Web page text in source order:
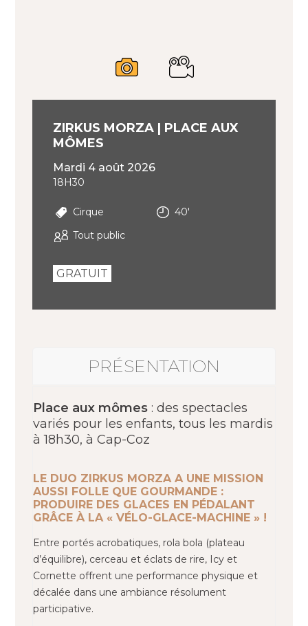
ZIRKUS MORZA | PLACE AUX
MÔMES
mardi 4 août 2026
18H30
Cirque
40'
Tout public
GRATUIT
PRÉSENTATION
Place aux mômes : des spectacles
variés pour les enfants, tous les mardis
à 18h30, à Cap-Coz
LE DUO ZIRKUS MORZA A UNE MISSION
AUSSI FOLLE QUE GOURMANDE :
PRODUIRE DES GLACES EN PÉDALANT
GRÂCE À LA « VÉLO-GLACE-MACHINE » !
Entre portés acrobatiques, rola bola (plateau
d’équilibre), cerceau et éclats de rire, Icy et
Cornette offrent une performance physique et
décalée dans une ambiance résolument
participative.